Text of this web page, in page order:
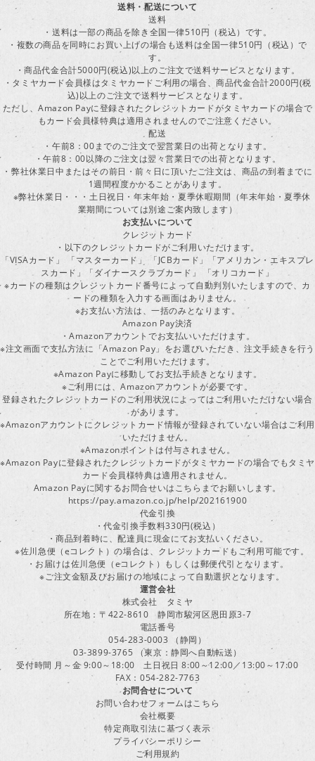
送料・配送について
送料
・送料は一部の商品を除き全国一律510円（税込）です。
・複数の商品を同時にお買い上げの場合も送料は全国一律510円（税込）で
す。
・商品代金合計5000円(税込)以上のご注文で送料サービスとなります。
・タミヤカード会員様はタミヤカードご利用の場合、商品代金合計2000円(税
込)以上のご注文で送料サービスとなります。
ただし、Amazon Payに登録されたクレジットカードがタミヤカードの場合で
もカード会員様特典は適用されませんのでご注意ください。
配送
・午前8：00までのご注文で翌営業日の出荷となります。
・午前8：00以降のご注文は翌々営業日での出荷となります。
・弊社休業日中またはその前日・前々日に頂いたご注文は、商品の到着までに
1週間程度かかることがあります。
※弊社休業日・・・土日祝日・年末年始・夏季休暇期間（年末年始・夏季休
業期間については別途ご案内致します）
お支払いについて
クレジットカード
・以下のクレジットカードがご利用いただけます。
「VISAカード」 「マスターカード」 「JCBカード」「アメリカン・エキスプレ
スカード」「ダイナースクラブカード」 「オリコカード」
※カードの種類はクレジットカード番号によって自動判別いたしますので、カ
ードの種類を入力する画面はありません。
※お支払い方法は、一括のみとなります。
Amazon Pay決済
・Amazonアカウントでお支払いいただけます。
※注文画面で支払方法に「Amazon Pay」をお選びいただき、注文手続きを行う
ことでご利用いただけます。
※Amazon Payに移動してお支払手続きとなります。
※ご利用には、Amazonアカウントが必要です。
登録されたクレジットカードのご利用状況によってはご利用いただけない場合
があります。
※Amazonアカウントにクレジットカード情報が登録されていない場合はご利用
いただけません。
※Amazonポイントは付与されません。
※Amazon Payに登録されたクレジットカードがタミヤカードの場合でもタミヤ
カード会員様特典は適用されません。
Amazon Payに関するお問合せいはこちらまでお願いします。
https://pay.amazon.co.jp/help/202161900
代金引換
・代金引換手数料330円(税込）
・商品到着時に、配達員に現金にてお支払いください。
※佐川急便（eコレクト）の場合は、クレジットカードもご利用可能です。
・お届けは佐川急便（eコレクト）もしくは郵便代引となります。
※ご注文金額及びお届けの地域によって自動選択となります。
運営会社
株式会社 タミヤ
所在地：〒422-8610 静岡市駿河区恩田原3-7
電話番号
054-283-0003 （静岡）
03-3899-3765 （東京：静岡へ自動転送）
受付時間 月～金 9:00～18:00 土日祝日 8:00～12:00／13:00～17:00
FAX：054-282-7763
お問合せについて
お問い合わせフォームはこちら
会社概要
特定商取引法に基づく表示
プライバシーポリシー
ご利用規約